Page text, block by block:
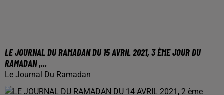
LE JOURNAL DU RAMADAN DU 15 AVRIL 2021, 3 ÈME JOUR DU
RAMADAN ,...
Le Journal Du Ramadan